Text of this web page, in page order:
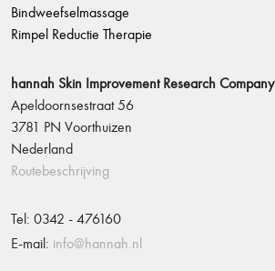
Bindweefselmassage
Rimpel Reductie Therapie
hannah Skin Improvement Research Company
Apeldoornsestraat 56
3781 PN Voorthuizen
Nederland
Routebeschrijving
Tel: 0342 - 476160
E-mail: info@hannah.nl